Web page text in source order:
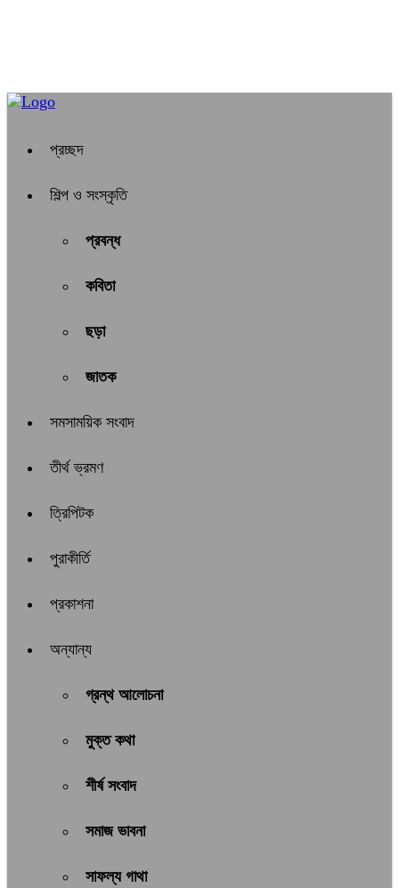
প্রচ্ছদ
শিল্প ও সংস্কৃতি
প্রবন্ধ
কবিতা
ছড়া
জাতক
সমসাময়িক সংবাদ
তীর্থ ভ্রমণ
ত্রিপিটক
পুরাকীর্তি
প্রকাশনা
অন্যান্য
গ্রন্থ আলোচনা
মুক্ত কথা
শীর্ষ সংবাদ
সমাজ ভাবনা
সাফল্য গাথা